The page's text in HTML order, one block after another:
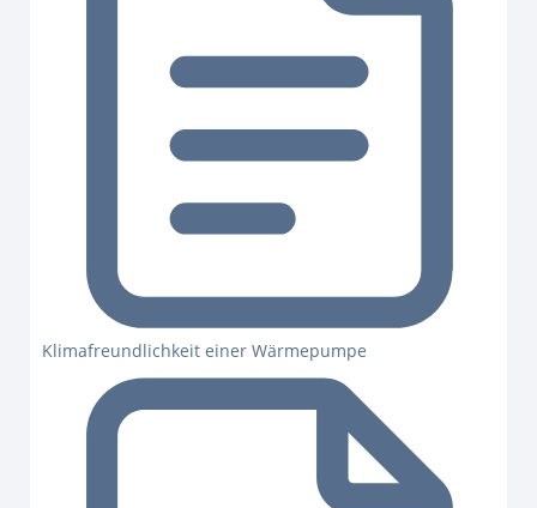
Klimafreundlichkeit einer Wärmepumpe